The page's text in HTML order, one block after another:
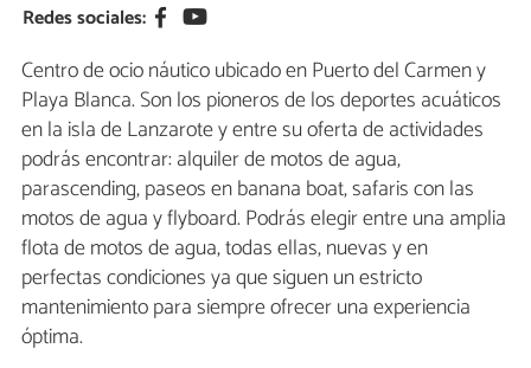
Redes sociales:
Centro de ocio náutico ubicado en Puerto del Carmen y
Playa Blanca. Son los pioneros de los deportes acuáticos
en la isla de Lanzarote y entre su oferta de actividades
podrás encontrar: alquiler de motos de agua,
parascending, paseos en banana boat, safaris con las
motos de agua y flyboard. Podrás elegir entre una amplia
flota de motos de agua, todas ellas, nuevas y en
perfectas condiciones ya que siguen un estricto
mantenimiento para siempre ofrecer una experiencia
óptima.